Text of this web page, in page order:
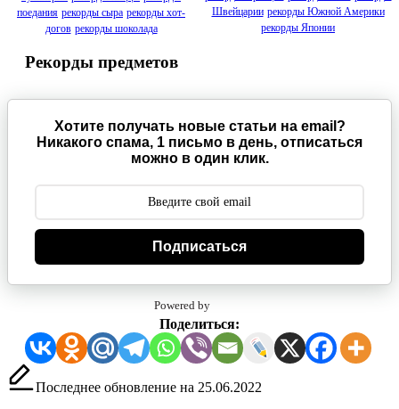
поедания рекорды сыра рекорды хот-
догов рекорды шоколада
Рекорды предметов
Швейцарии рекорды Южной Америки
рекорды Японии
Хотите получать новые статьи на email?
Никакого спама, 1 письмо в день, отписаться
можно в один клик.
Подписаться
Powered by
Поделиться:
Последнее обновление на 25.06.2022